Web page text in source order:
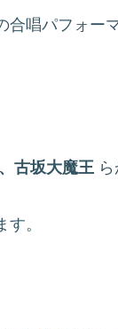
唱パフォー
古坂大魔王
。